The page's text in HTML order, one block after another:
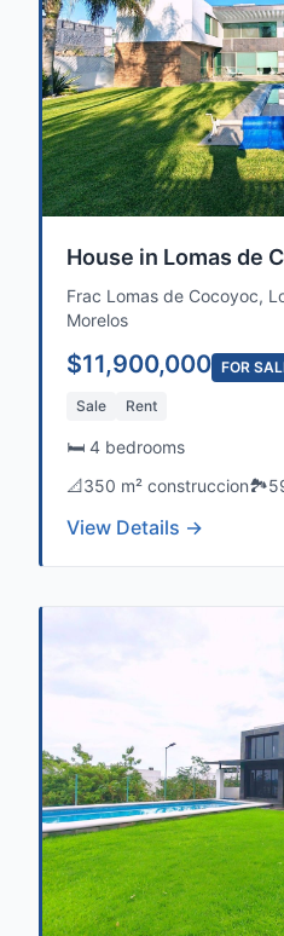
House in Lomas de
Frac Lomas de Cocoyoc,
Morelos
$11,900,000 FOR
Sale Rent
🛏️ 4 bedrooms
📐350 m² construccion🏞️
View Details →